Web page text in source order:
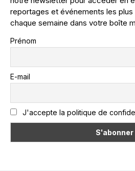
reportages et événements les plus
chaque semaine dans votre boîte
Prénom
E-mail
J'accepte la politique de